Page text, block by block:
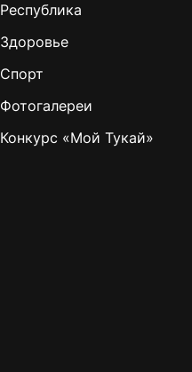
Республика
Здоровье
Спорт
Фотогалереи
Конкурс «Мой Тукай»